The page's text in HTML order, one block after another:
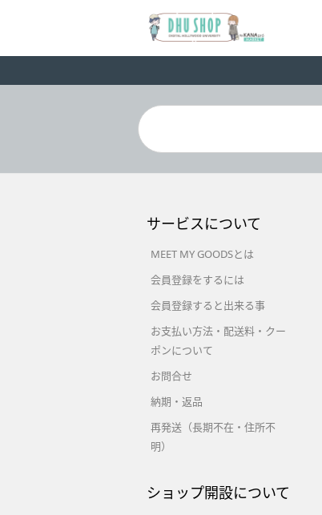
サービスについて
MEET MY GOODSとは
会員登録をするには
会員登録すると出来る事
お支払い方法・配送料・クー
ポンについて
お問合せ
納期・返品
再発送（長期不在・住所不
明）
ショップ開設について